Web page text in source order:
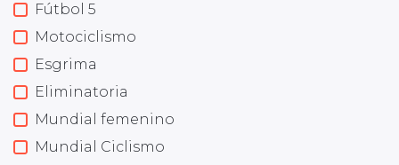
Fútbol 5
Motociclismo
Esgrima
Eliminatoria
Mundial femenino
Mundial Ciclismo